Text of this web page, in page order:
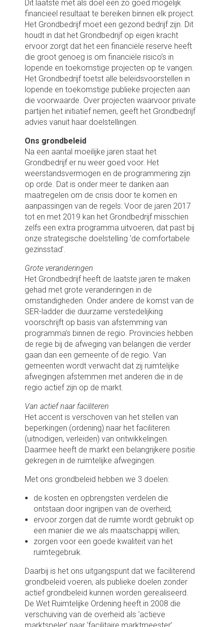
Dit laatste met als doel een zo goed mogelijk
financieel resultaat te bereiken binnen elk project.
Het Grondbedrijf moet een gezond bedrijf zijn. Dit
houdt in dat het Grondbedrijf op eigen kracht
ervoor zorgt dat het een financiële reserve heeft
die groot genoeg is om financiële risico’s in
lopende en toekomstige projecten op te vangen.
Het Grondbedrijf toetst alle beleidsvoorstellen in
lopende en toekomstige publieke projecten aan
die voorwaarde. Over projecten waarvoor private
partijen het initiatief nemen, geeft het Grondbedrijf
advies vanuit haar doelstellingen.
Ons grondbeleid
Na een aantal moeilijke jaren staat het
Grondbedrijf er nu weer goed voor. Het
weerstandsvermogen en de programmering zijn
op orde. Dat is onder meer te danken aan
maatregelen om de crisis door te komen en
aanpassingen van de regels: Voor de jaren 2017
tot en met 2019 kan het Grondbedrijf misschien
zelfs een extra programma uitvoeren, dat past bij
onze strategische doelstelling ‘de comfortabele
gezinsstad’.
Grote veranderingen
Het Grondbedrijf heeft de laatste jaren te maken
gehad met grote veranderingen in de
omstandigheden. Onder andere de komst van de
SER-ladder die duurzame verstedelijking
voorschrijft op basis van afstemming van
programma’s binnen de regio. Provincies hebben
de regie bij de afweging van belangen die verder
gaan dan een gemeente of de regio. Van
gemeenten wordt verwacht dat zij ruimtelijke
afwegingen afstemmen met anderen die in de
regio actief zijn op de markt.
Van actief naar faciliteren
Het accent is verschoven van het stellen van
beperkingen (ordening) naar het faciliteren
(uitnodigen, verleiden) van ontwikkelingen.
Daarmee heeft de markt een belangrijkere positie
gekregen in de ruimtelijke afwegingen.
Met ons grondbeleid hebben we 3 doelen:
de kosten en opbrengsten verdelen die
ontstaan door ingrijpen van de overheid;
ervoor zorgen dat de ruimte wordt gebruikt op
een manier die we als maatschappij willen;
zorgen voor een goede kwaliteit van het
ruimtegebruik.
Daarbij is het ons uitgangspunt dat we faciliterend
grondbeleid voeren, als publieke doelen zonder
actief grondbeleid kunnen worden gerealiseerd.
De Wet Ruimtelijke Ordening heeft in 2008 die
verschuiving van de overheid als ‘actieve